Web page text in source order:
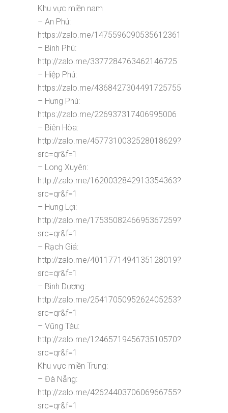
Khu vực miền nam
– An Phú:
https://zalo.me/1475596090535612361
– Bình Phú:
http://zalo.me/3377284763462146725
– Hiệp Phú:
https://zalo.me/4368427304491725755
– Hưng Phú:
https://zalo.me/226937317406995006
– Biên Hòa:
http://zalo.me/4577310032528018629?
src=qr&f=1
– Long Xuyên:
http://zalo.me/1620032842913354363?
src=qr&f=1
– Hưng Lợi:
http://zalo.me/1753508246695367259?
src=qr&f=1
– Rạch Giá:
http://zalo.me/4011771494135128019?
src=qr&f=1
– Bình Dương:
http://zalo.me/2541705095262405253?
src=qr&f=1
– Vũng Tàu:
http://zalo.me/1246571945673510570?
src=qr&f=1
Khu vực miền Trung:
– Đà Nẵng:
http://zalo.me/4262440370606966755?
src=qr&f=1